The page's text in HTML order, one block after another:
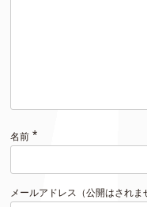
名前 *
メールアドレス（公開はされま